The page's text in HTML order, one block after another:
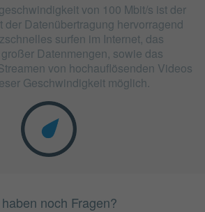
von 100 Mbit/s ist der
der Datenübertragung hervorragend
surfen im Internet, das
Datenmengen, sowie das
von hochauflösenden Videos
Geschwindigkeit möglich.
noch Fragen?